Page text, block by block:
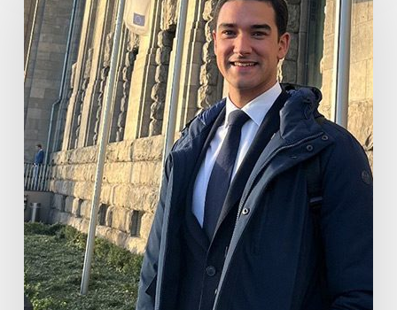
de
Garay